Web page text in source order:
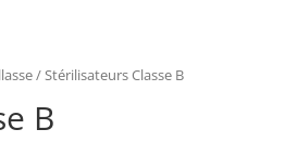
/ Stérilisateurs Classe B
B